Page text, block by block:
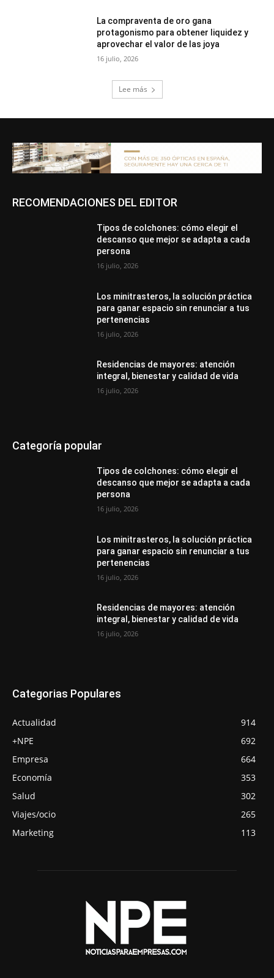
La compraventa de oro gana
protagonismo para obtener liquidez y
aprovechar el valor de las joya
16 julio, 2026
Lee más
RECOMENDACIONES DEL EDITOR
Tipos de colchones: cómo elegir el
descanso que mejor se adapta a cada
persona
16 julio, 2026
Los minitrasteros, la solución práctica
para ganar espacio sin renunciar a tus
pertenencias
16 julio, 2026
Residencias de mayores: atención
integral, bienestar y calidad de vida
16 julio, 2026
Categoría popular
Tipos de colchones: cómo elegir el
descanso que mejor se adapta a cada
persona
16 julio, 2026
Los minitrasteros, la solución práctica
para ganar espacio sin renunciar a tus
pertenencias
16 julio, 2026
Residencias de mayores: atención
integral, bienestar y calidad de vida
16 julio, 2026
Categorias Populares
Actualidad
914
+NPE
692
Empresa
664
Economía
353
Salud
302
Viajes/ocio
265
Marketing
113